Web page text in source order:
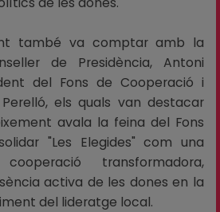
també va comptar amb la
de Presidència, Antoni
del Fons de Cooperació i
els quals van destacar
avala la feina del Fons
"Les Elegides" com una
transformadora,
activa de les dones en la
del lideratge local.